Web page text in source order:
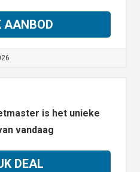
AANBOD
is het unieke
vandaag
DEAL